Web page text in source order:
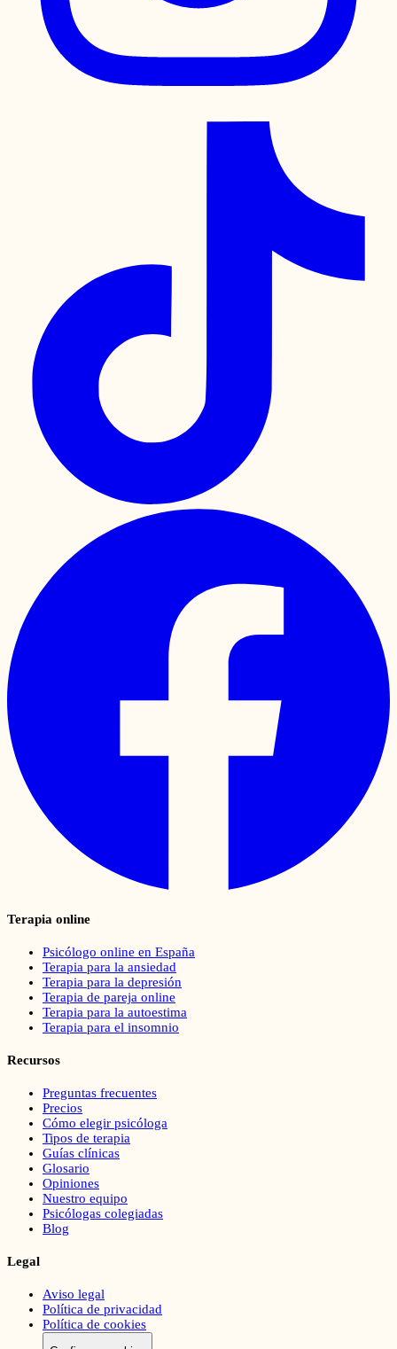
Terapia online
Psicólogo online en España
Terapia para la ansiedad
Terapia para la depresión
Terapia de pareja online
Terapia para la autoestima
Terapia para el insomnio
Recursos
Preguntas frecuentes
Precios
Cómo elegir psicóloga
Tipos de terapia
Guías clínicas
Glosario
Opiniones
Nuestro equipo
Psicólogas colegiadas
Blog
Legal
Aviso legal
Política de privacidad
Política de cookies